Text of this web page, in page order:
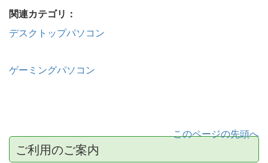
関連カテゴリ：
デスクトップパソコン
ゲーミングパソコン
このページの先頭へ
ご利用のご案内